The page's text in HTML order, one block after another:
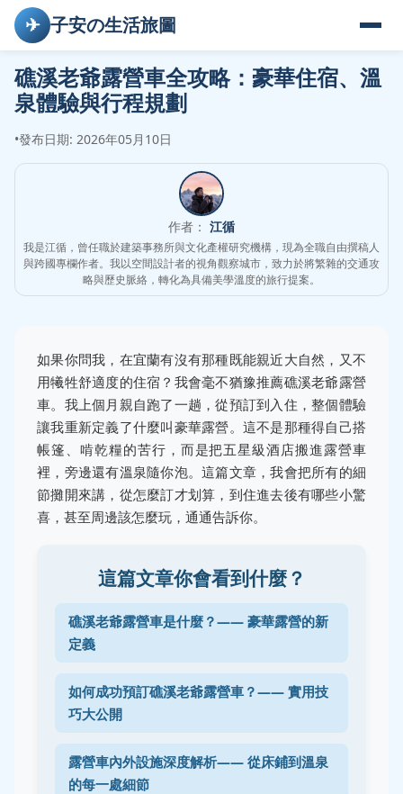
✈ 子安の生活旅圖
礁溪老爺露營車全攻略：豪華住宿、溫
泉體驗與行程規劃
•發布日期: 2026年05月10日
作者： 江循
我是江循，曾任職於建築事務所與文化產權研究機構，現為全職自由撰稿人
與跨國專欄作者。我以空間設計者的視角觀察城市，致力於將繁雜的交通攻
略與歷史脈絡，轉化為具備美學溫度的旅行提案。
如果你問我，在宜蘭有沒有那種既能親近大自然，又不
用犧牲舒適度的住宿？我會毫不猶豫推薦礁溪老爺露營
車。我上個月親自跑了一趟，從預訂到入住，整個體驗
讓我重新定義了什麼叫豪華露營。這不是那種得自己搭
帳篷、啃乾糧的苦行，而是把五星級酒店搬進露營車
裡，旁邊還有溫泉隨你泡。這篇文章，我會把所有的細
節攤開來講，從怎麼訂才划算，到住進去後有哪些小驚
喜，甚至周邊該怎麼玩，通通告訴你。
這篇文章你會看到什麼？
礁溪老爺露營車是什麼？—— 豪華露營的新
定義
如何成功預訂礁溪老爺露營車？—— 實用技
巧大公開
露營車內外設施深度解析—— 從床鋪到溫泉
的每一處細節